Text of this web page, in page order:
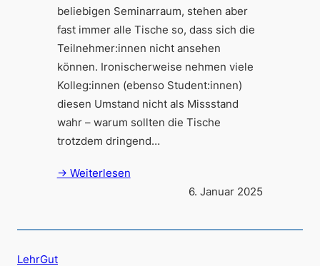
beliebigen Seminarraum, stehen aber
fast immer alle Tische so, dass sich die
Teilnehmer:innen nicht ansehen
können. Ironischerweise nehmen viele
Kolleg:innen (ebenso Student:innen)
diesen Umstand nicht als Missstand
wahr – warum sollten die Tische
trotzdem dringend…
→ Weiterlesen
6. Januar 2025
LehrGut